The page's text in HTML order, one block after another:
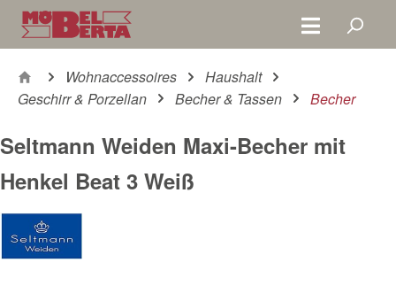
Zum Hauptinhalt springen
Wohnaccessoires
Haushalt
Geschirr & Porzellan
Becher & Tassen Becher
Seltmann Weiden Maxi-Becher mit
Henkel Beat 3 Weiß